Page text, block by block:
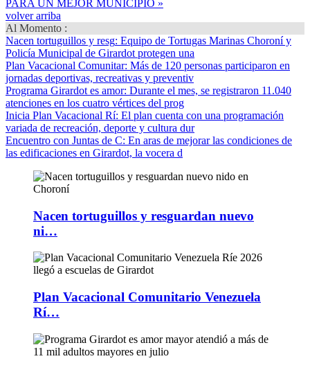
PARA UN MEJOR MUNICIPIO »
volver arriba
Al Momento :
Nacen tortuguillos y resg: Equipo de Tortugas Marinas Choroní y
Policía Municipal de Girardot protegen una
Plan Vacacional Comunitar: Más de 120 personas participaron en
jornadas deportivas, recreativas y preventiv
Programa Girardot es amor: Durante el mes, se registraron 11.040
atenciones en los cuatro vértices del prog
Inicia Plan Vacacional Rí: El plan cuenta con una programación
variada de recreación, deporte y cultura dur
Encuentro con Juntas de C: En aras de mejorar las condiciones de
las edificaciones en Girardot, la vocera d
Nacen tortuguillos y resguardan nuevo
ni…
Plan Vacacional Comunitario Venezuela
Rí…